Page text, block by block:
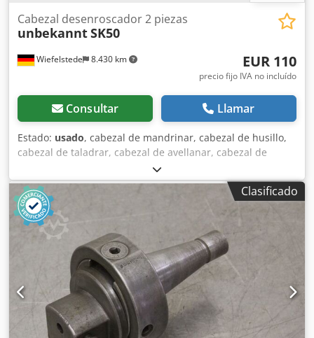
Wiefelstede 8.430 km
Cabezal desenroscador 2 piezas
unbekanntSK50
EUR 110
precio fijo IVA no incluído
Consultar Llamar
Estado: usado, cabezal de mandrinar, cabezal de husillo,
cabezal de taladrar, cabezal de avellanar, cabezal de
ranurar, cabezal de taladrar con husillo, cabezal de
mandrinar, herramienta de husillo, cabezal de refrentar y
mandrinar -Cabezal de mandrinar: soporte SK50 2 piezas -
Portaherramientas: ver fotos -Tamaño del eje: Ø 99 x 150
mm / Ø 79 x 130 mm -Precio/entrega: completo -
Dimensiones de transporte: 300/210/H100 mm Dwodpfx
Aljvahfcjgja -Peso total: 19,1 kg
Clasificado